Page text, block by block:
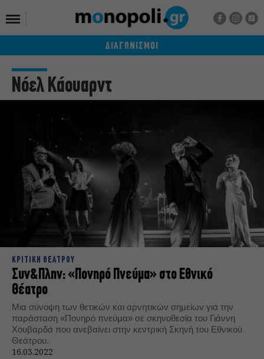
ΔΙΑΓΩΝΙΣΜΟΙ
Νόελ Κάουαρντ
ΚΡΙΤΙΚΗ ΘΕΑΤΡΟΥ
Συν&Πλην: «Πονηρό Πνεύμα» στο Εθνικό
Θέατρο
Μια σύνοψη των θετικών και αρνητικών σημείων για την
παράσταση «Πονηρό πνεύμα» σε σκηνοθεσία τoυ Γιάννη
Χουβαρδά που ανεβαίνει στην κεντρική Σκηνή του Εθνικού
Θεάτρου.
16.03.2022